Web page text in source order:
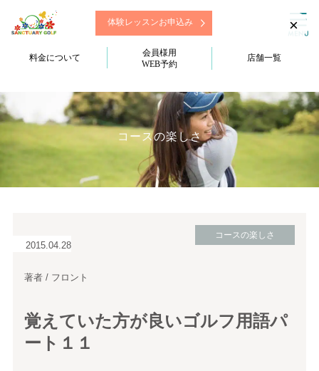
体験レッスンお申込み
料金について
会員様用
WEB予約
店舗一覧
コースの楽しさ
2015.04.28
コースの楽しさ
著者 / フロント
覚えていた方が良いゴルフ用語パ
ート１１
×